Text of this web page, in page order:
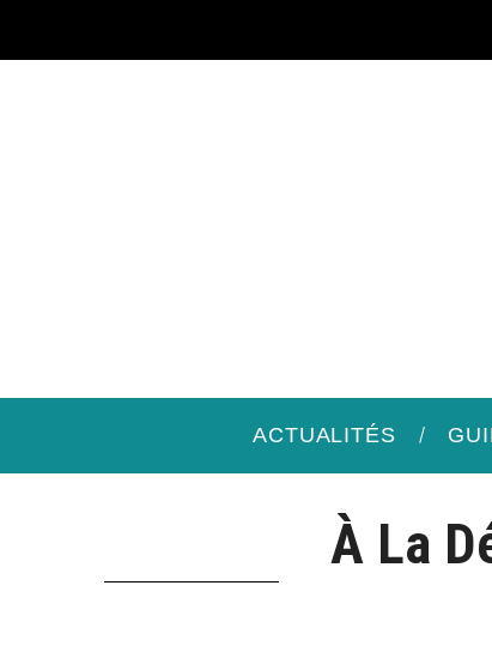
ACTUALITÉS
À La